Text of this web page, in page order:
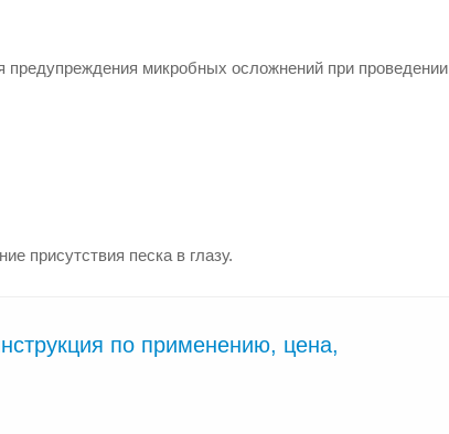
микробных осложнений при проведении
присутствия песка в глазу.
по применению, цена,